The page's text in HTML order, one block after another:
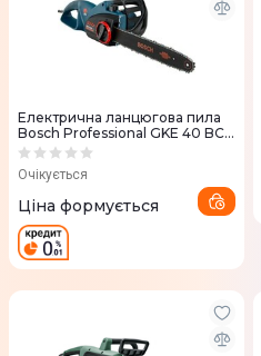
Електрична ланцюгова пила
Bosch Professional GKE 40 BCE
(0.601.597.703)
Очікується
Ціна формується